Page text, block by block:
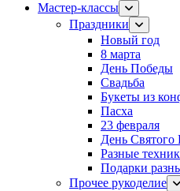
Мастер-классы
Праздники
Новый год
8 марта
День Победы
Свадьба
Букеты из
Пасха
23 февраля
День Святого
Разные
Подарки
Прочее рукоделие